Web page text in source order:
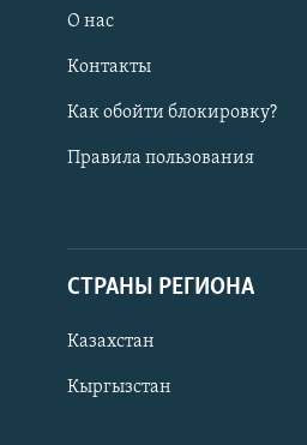
О нас
Контакты
Как обойти блокировку?
Правила пользования
СТРАНЫ РЕГИОНА
Казахстан
Кыргызстан